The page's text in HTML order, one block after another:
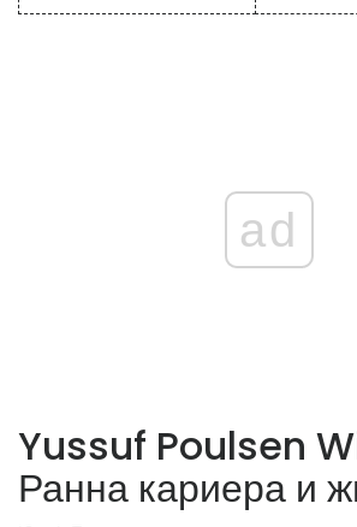
ad
Yussuf Poulsen
Ранна кариера и